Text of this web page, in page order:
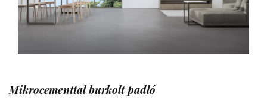
Mikrocementtal burkolt padló